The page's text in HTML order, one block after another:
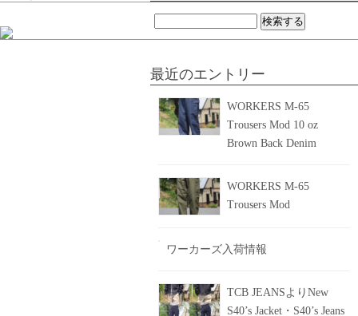
索:
最近のエントリー
WORKERS M-65
Trousers Mod 10 oz
Brown Back Denim
WORKERS M-65
Trousers Mod
ワーカーズ入荷情報
TCB JEANSよりNew
S40’s Jacket・S40’s Jeans